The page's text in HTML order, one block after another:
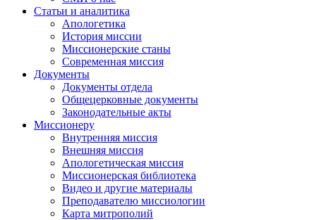
Статьи и аналитика
Апологетика
История миссии
Миссионерские станы
Современная миссия
Документы
Документы отдела
Общецерковные документы
Законодательные акты
Миссионеру
Внутренняя миссия
Внешняя миссия
Апологетическая миссия
Миссионерская библиотека
Видео и другие материалы
Преподавателю миссиологии
Карта митрополий